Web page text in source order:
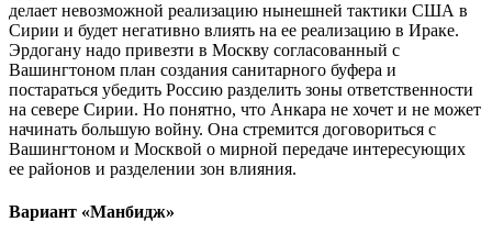
делает невозможной реализацию нынешней тактики США в
Сирии и будет негативно влиять на ее реализацию в Ираке.
Эрдогану надо привезти в Москву согласованный с
Вашингтоном план создания санитарного буфера и
постараться убедить Россию разделить зоны ответственности
на севере Сирии. Но понятно, что Анкара не хочет и не может
начинать большую войну. Она стремится договориться с
Вашингтоном и Москвой о мирной передаче интересующих
ее районов и разделении зон влияния.
Вариант «Манбидж»